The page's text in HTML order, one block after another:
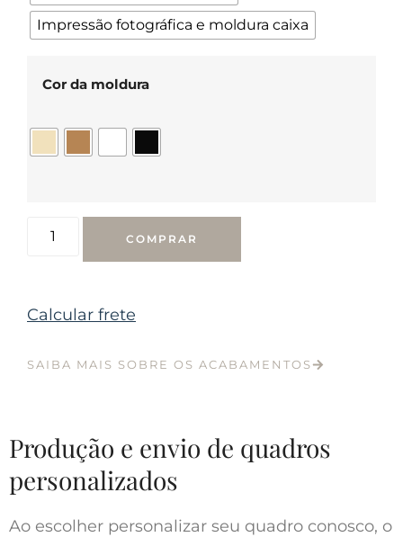
Impressão fotográfica e moldura caixa
Cor da moldura
COMPRAR
Calcular frete
SAIBA MAIS SOBRE OS ACABAMENTOS
Produção e envio de quadros
personalizados
Ao escolher personalizar seu quadro conosco, o